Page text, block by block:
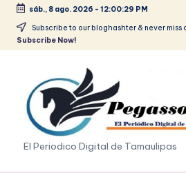
Saltar
sáb., 8 ago. 2026 - 12:00:29 PM
Subscribe to our bloghashter & never miss
Subscribe Now!
p
El Periodico Digital de Tamaulipas